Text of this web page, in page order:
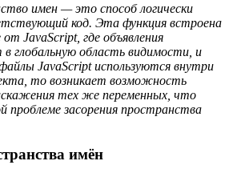
имен — это способ логически
код. Эта функция встроена
JavaScript, где объявления
в глобальную область видимости, и
JavaScript используются внутри
то возникает возможность
тех же переменных, что
проблеме засорения пространства
имён